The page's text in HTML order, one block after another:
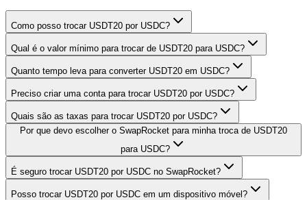
Como posso trocar USDT20 por USDC?
Qual é o valor mínimo para trocar de USDT20 para USDC?
Quanto tempo leva para converter USDT20 em USDC?
Preciso criar uma conta para trocar USDT20 por USDC?
Quais são as taxas para trocar USDT20 por USDC?
Por que devo escolher o SwapRocket para minha troca de USDT20
para USDC?
É seguro trocar USDT20 por USDC no SwapRocket?
Posso trocar USDT20 por USDC em um dispositivo móvel?